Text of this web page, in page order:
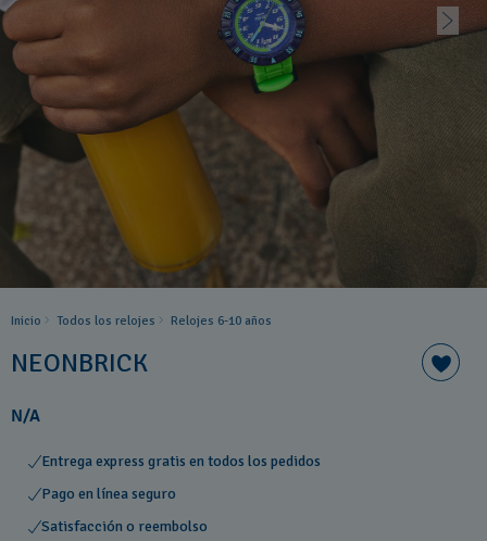
Inicio Todos los relojes Relojes 6-10 años ​
NEONBRICK
N/A
Entrega express gratis en todos los pedidos
Pago en línea seguro
Satisfacción o reembolso